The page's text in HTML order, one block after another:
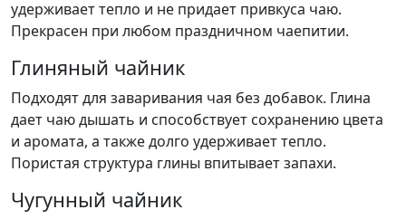
удерживает тепло и не придает привкуса чаю.
Прекрасен при любом праздничном чаепитии.
Глиняный чайник
Подходят для заваривания чая без добавок. Глина
дает чаю дышать и способствует сохранению цвета
и аромата, а также долго удерживает тепло.
Пористая структура глины впитывает запахи.
Чугунный чайник